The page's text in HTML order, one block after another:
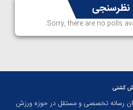
نظرسنجی
Sorry, there are no polls
کشتی
رسانه تخصصی و مستقل در حوزه ورزش